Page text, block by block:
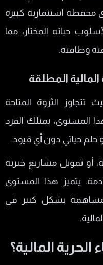
استثمارية كبيرة
حياته المختار، مما
وطاقته.
المطلقة
الثروة المتاحة
المستوى، يمتلك الفرد
حلم حياتي دون أي قيود.
أو تمويل مشاريع خيرية
يتميز هذا المستوى
بشكل كبير في
المالية؟